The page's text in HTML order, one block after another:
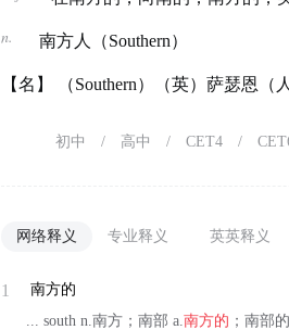
n. 南方人（Southern）
【名】 （Southern）（英）萨瑟恩（
初中 / 高中 / CET4 /
网络释义 专业释义 英英释义
1
南方的
... south n.南方；南部 a.南方的 ；南部